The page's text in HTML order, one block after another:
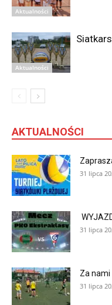
Aktualności
Aktualności
AKTUALNOŚCI
31 lipca
31 lipca
Za
31 lipca